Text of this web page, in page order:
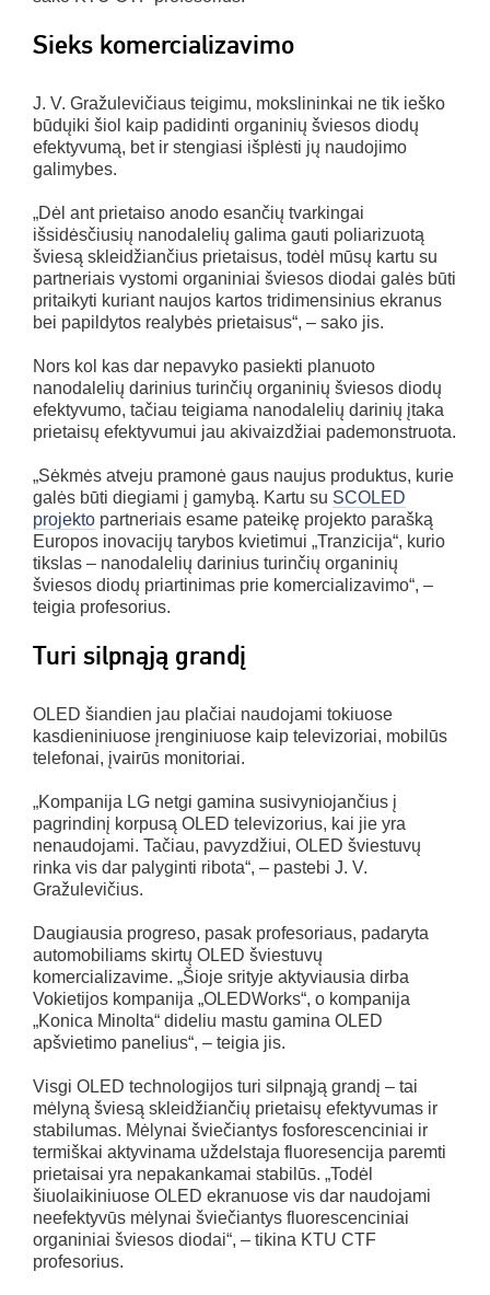
Sieks komercializavimo
J. V. Gražulevičiaus teigimu, mokslininkai ne tik ieško
būdųiki šiol kaip padidinti organinių šviesos diodų
efektyvumą, bet ir stengiasi išplėsti jų naudojimo
galimybes.
„Dėl ant prietaiso anodo esančių tvarkingai
išsidėsčiusių nanodalelių galima gauti poliarizuotą
šviesą skleidžiančius prietaisus, todėl mūsų kartu su
partneriais vystomi organiniai šviesos diodai galės būti
pritaikyti kuriant naujos kartos tridimensinius ekranus
bei papildytos realybės prietaisus“, – sako jis.
Nors kol kas dar nepavyko pasiekti planuoto
nanodalelių darinius turinčių organinių šviesos diodų
efektyvumo, tačiau teigiama nanodalelių darinių įtaka
prietaisų efektyvumui jau akivaizdžiai pademonstruota.
„Sėkmės atveju pramonė gaus naujus produktus, kurie
galės būti diegiami į gamybą. Kartu su SCOLED
projekto partneriais esame pateikę projekto parašką
Europos inovacijų tarybos kvietimui „Tranzicija“, kurio
tikslas – nanodalelių darinius turinčių organinių
šviesos diodų priartinimas prie komercializavimo“, –
teigia profesorius.
Turi silpnąją grandį
OLED šiandien jau plačiai naudojami tokiuose
kasdieniniuose įrenginiuose kaip televizoriai, mobilūs
telefonai, įvairūs monitoriai.
„Kompanija LG netgi gamina susivyniojančius į
pagrindinį korpusą OLED televizorius, kai jie yra
nenaudojami. Tačiau, pavyzdžiui, OLED šviestuvų
rinka vis dar palyginti ribota“, – pastebi J. V.
Gražulevičius.
Daugiausia progreso, pasak profesoriaus, padaryta
automobiliams skirtų OLED šviestuvų
komercializavime. „Šioje srityje aktyviausia dirba
Vokietijos kompanija „OLEDWorks“, o kompanija
„Konica Minolta“ dideliu mastu gamina OLED
apšvietimo panelius“, – teigia jis.
Visgi OLED technologijos turi silpnąją grandį – tai
mėlyną šviesą skleidžiančių prietaisų efektyvumas ir
stabilumas. Mėlynai šviečiantys fosforescenciniai ir
termiškai aktyvinama uždelstaja fluoresencija paremti
prietaisai yra nepakankamai stabilūs. „Todėl
šiuolaikiniuose OLED ekranuose vis dar naudojami
neefektyvūs mėlynai šviečiantys fluorescenciniai
organiniai šviesos diodai“, – tikina KTU CTF
profesorius.